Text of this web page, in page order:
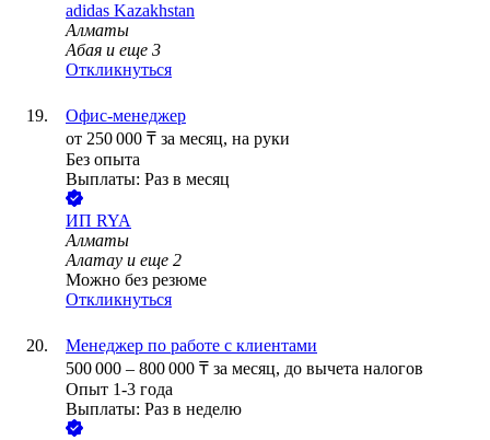
adidas Kazakhstan
Алматы
Абая и еще 3
Откликнуться
Офис-менеджер
от 250 000 ₸ за месяц, на руки
Без опыта
Выплаты: Раз в месяц
ИП RYA
Алматы
Алатау и еще 2
Можно без резюме
Откликнуться
Менеджер по работе с клиентами
500 000 – 800 000 ₸ за месяц, до вычета налогов
Опыт 1-3 года
Выплаты: Раз в неделю